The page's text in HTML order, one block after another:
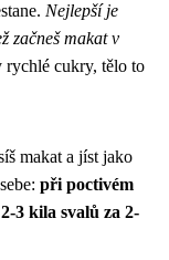
Nejlepší je
začneš makat v
rychlé cukry, tělo to
makat a jíst jako
při poctivém
3 kila svalů za 2-